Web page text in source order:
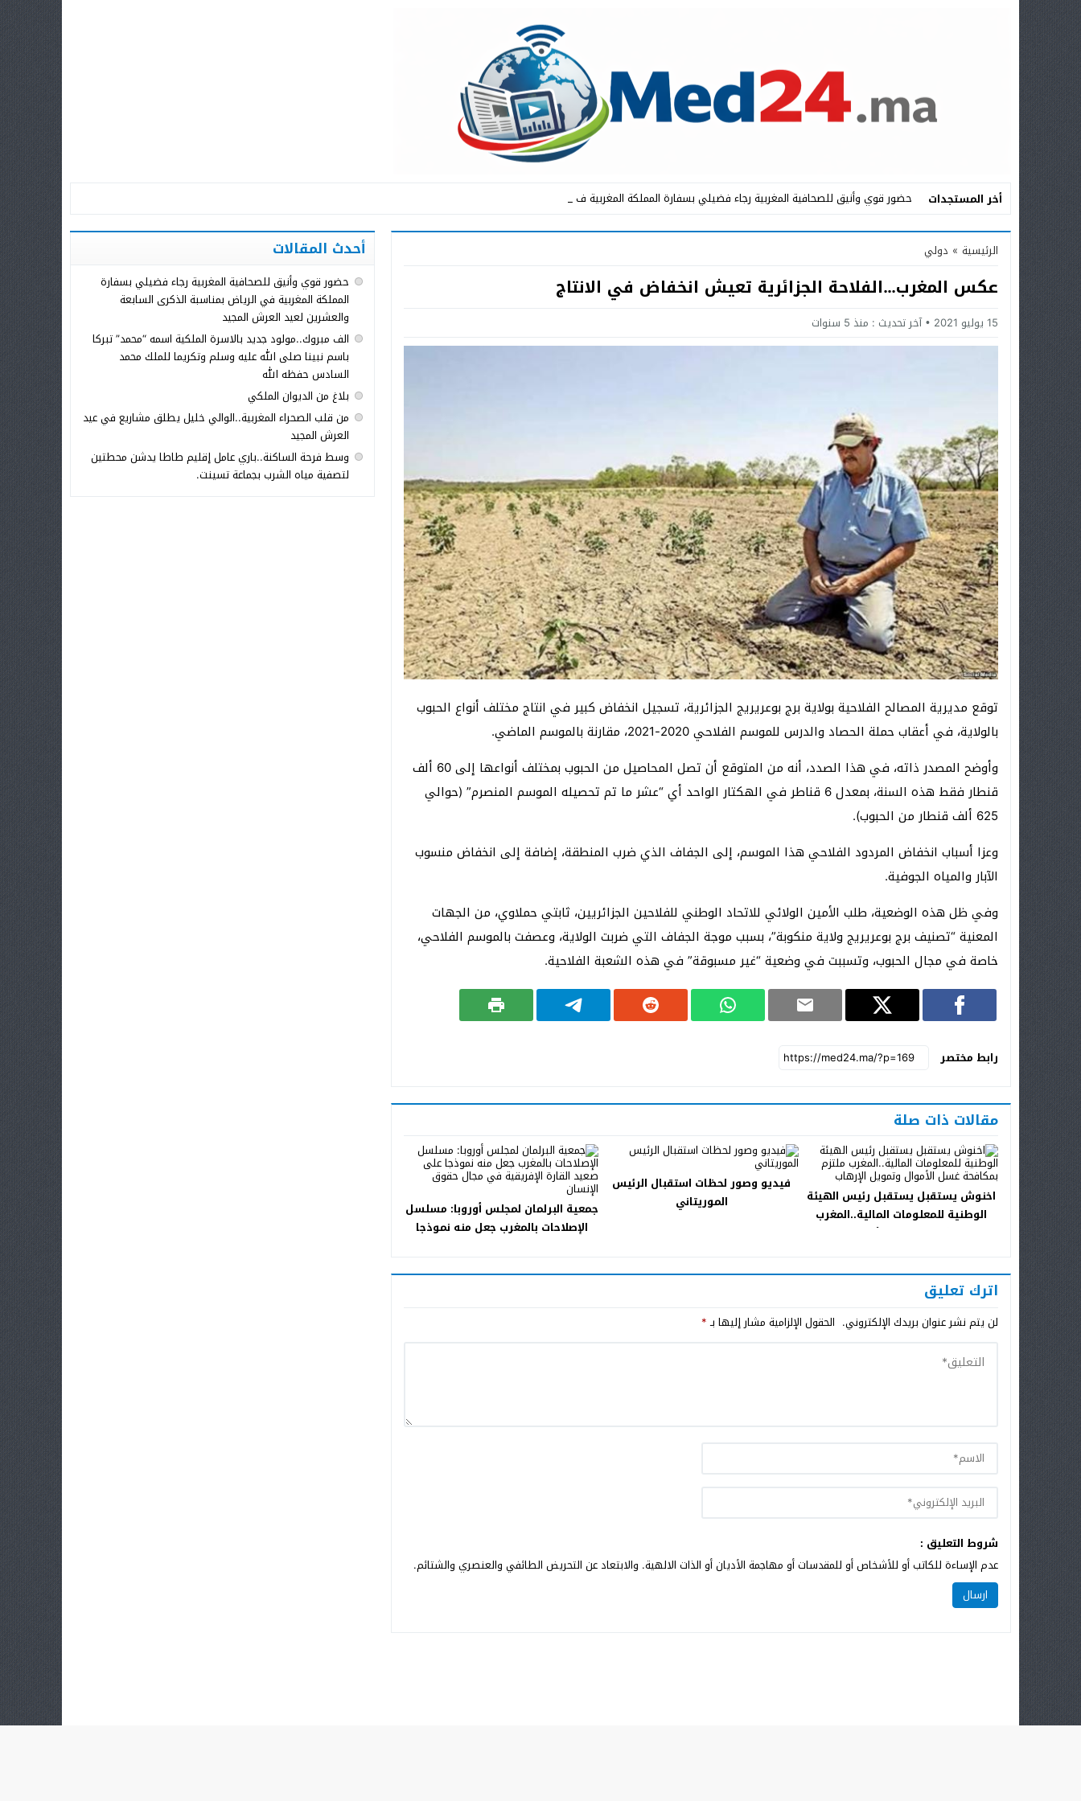
أخر المستجدات
حضور قوي وأنيق للصحافية المغربية رجاء فضيلي بسفارة المملكة المغربية في الرياض _
Stop
Next
الرئيسية » دولي
عكس المغرب…الفلاحة الجزائرية تعيش انخفاض في الانتاج
15 يوليو 2021 آخر تحديث : منذ 5 سنوات
توقع مديرية المصالح الفلاحية بولاية برج بوعريريج الجزائرية، تسجيل انخفاض كبير في انتاج مختلف أنواع الحبوب
بالولاية، في أعقاب حملة الحصاد والدرس للموسم الفلاحي 2020-2021، مقارنة بالموسم الماضي.
وأوضح المصدر ذاته، في هذا الصدد، أنه من المتوقع أن تصل المحاصيل من الحبوب بمختلف أنواعها إلى 60 ألف
قنطار فقط هذه السنة، بمعدل 6 قناطر في الهكتار الواحد أي “عشر ما تم تحصيله الموسم المنصرم” (حوالي
625 ألف قنطار من الحبوب).
وعزا أسباب انخفاض المردود الفلاحي هذا الموسم، إلى الجفاف الذي ضرب المنطقة، إضافة إلى انخفاض منسوب
الآبار والمياه الجوفية.
وفي ظل هذه الوضعية، طلب الأمين الولائي للاتحاد الوطني للفلاحين الجزائريين، ثابتي حملاوي، من الجهات
المعنية “تصنيف برج بوعريريج ولاية منكوبة”، بسبب موجة الجفاف التي ضربت الولاية، وعصفت بالموسم الفلاحي،
خاصة في مجال الحبوب، وتسببت في وضعية “غير مسبوقة” في هذه الشعبة الفلاحية.
رابط مختصر
مقالات ذات صلة
اخنوش يستقبل يستقبل رئيس الهيئة
الوطنية للمعلومات المالية..المغرب
ملتزم بمكافحة غسل الأموال وتمويل
فيديو وصور لحظات استقبال الرئيس
الموريتاني
جمعية البرلمان لمجلس أوروبا: مسلسل
الإصلاحات بالمغرب جعل منه نموذجا
اترك تعليق
لن يتم نشر عنوان بريدك الإلكتروني. الحقول الإلزامية مشار إليها بـ*
شروط التعليق :
عدم الإساءة للكاتب أو للأشخاص أو للمقدسات أو مهاجمة الأديان أو الذات الالهية. والابتعاد عن التحريض الطائفي والعنصري والشتائم.
أحدث المقالات
حضور قوي وأنيق للصحافية المغربية رجاء فضيلي بسفارة
المملكة المغربية في الرياض بمناسبة الذكرى السابعة
والعشرين لعيد العرش المجيد
الف مبروك..مولود جديد بالاسرة الملكية اسمه “محمد” تبركا
باسم نبينا صلى الله عليه وسلم وتكريما للملك محمد
السادس حفظه الله
بلاغ من الديوان الملكي
من قلب الصحراء المغربية..الوالي خليل يطلق مشاريع في عيد
العرش المجيد
وسط فرحة الساكنة..باري عامل إقليم طاطا يدشن محطتين
لتصفية مياه الشرب بجماعة تسينت.